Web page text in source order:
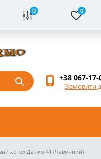
0 0
+38 067-
Замовити
котел Данко 41 (Чавунний)